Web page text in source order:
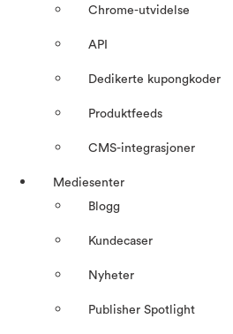
Chrome-utvidelse
API
Dedikerte kupongkoder
Produktfeeds
CMS-integrasjoner
Mediesenter
Blogg
Kundecaser
Nyheter
Publisher Spotlight